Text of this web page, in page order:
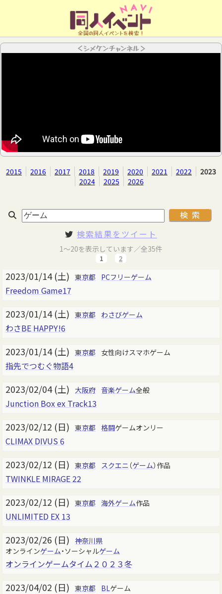
全国の同人イベントを検索！
＜シメケンチャンネル＞
2015 2016 2017 2018 2019 2020 2021 2022
2023
2024
2025 2026
検索結果をツイート
1～20を表示しています／全35件
1 2
2023/01/14 (土) 東京都 PCフリーゲーム
Freedom Game17
2023/01/14 (土) 東京都 わさびゲーム
わさBE HAPPY!6
2023/01/14 (土) 東京都 女性向けスマホゲーム
指先でつむぐ物語4
2023/02/04 (土) 大阪府 音楽ゲーム全般
Junction Box ex Track13
2023/02/12 (日) 東京都 格闘ゲームオンリー
CLIMAX DIVUS 6
2023/02/12 (日) 東京都 スクエニ（ゲーム）作品
TWINKLE MIRAGE 22
2023/02/12 (日) 東京都 海外ゲーム作品
UNLIMITED EX 13
2023/02/26 (日) 神奈川県
オンラインゲーム・ソーシャルゲーム
オンラインゲームタイム２０２３冬
2023/04/02 (日) 東京都 BLゲーム